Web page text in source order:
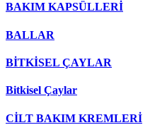
BAKIM KAPSÜLLERİ
BALLAR
BİTKİSEL ÇAYLAR
Bitkisel Çaylar
CİLT BAKIM KREMLERİ